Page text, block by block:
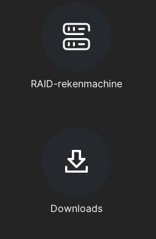
RAID-rekenmachine
Downloads